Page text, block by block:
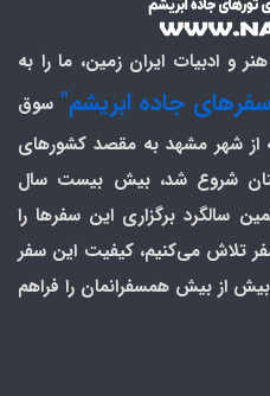
و ادبیات ایران زمین، ما را به
جاده ابریشم" سوق
از شهر مشهد به مقصد کشورهای
شروع شد، بیش بیست سال
در سال 1404 بیستمین سالگرد برگزاری این سفرها را
تلاش می‌کنیم، کیفیت این سفر
از بیش همسفرانمان را فراهم